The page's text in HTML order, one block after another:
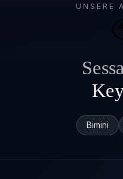
UNSERE
Bimini